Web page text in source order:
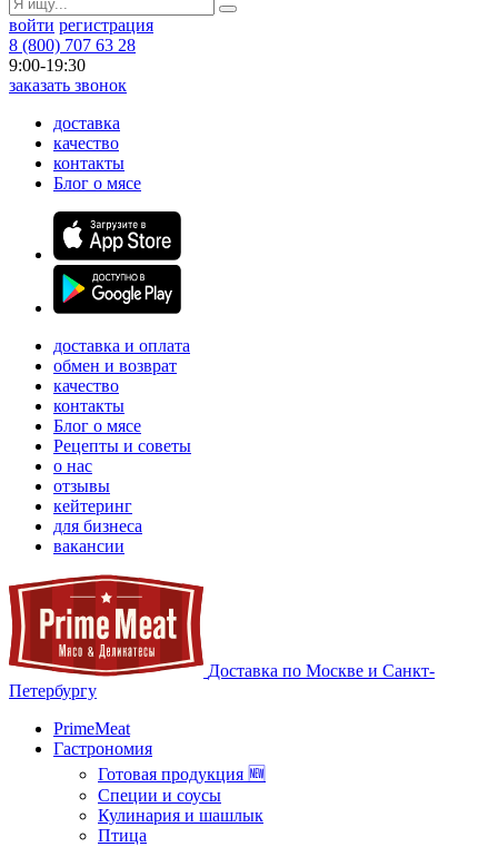
войти регистрация
8 (800) 707 63 28
9:00-19:30
заказать звонок
доставка
качество
контакты
Блог о мясе
доставка и оплата
обмен и возврат
качество
контакты
Блог о мясе
Рецепты и советы
о нас
отзывы
кейтеринг
для бизнеса
вакансии
Доставка по Москве и Санкт-
Петербургу
PrimeMeat
Гастрономия
Готовая продукция 🆕
Специи и соусы
Кулинария и шашлык
Птица